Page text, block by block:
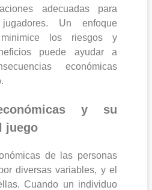
adecuadas para
Un enfoque
los riesgos y
puede ayudar a
económicas
y su
juego
de las personas
diversas variables, y el
Cuando un individuo